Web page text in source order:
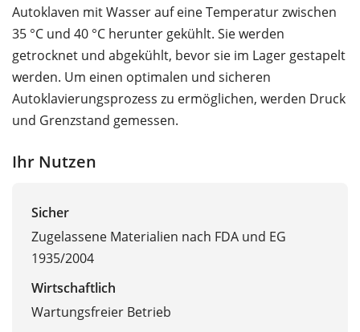
Autoklaven mit Wasser auf eine Temperatur zwischen
35 °C und 40 °C herunter gekühlt. Sie werden
getrocknet und abgekühlt, bevor sie im Lager gestapelt
werden. Um einen optimalen und sicheren
Autoklavierungsprozess zu ermöglichen, werden Druck
und Grenzstand gemessen.
Ihr Nutzen
Sicher
Zugelassene Materialien nach FDA und EG
1935/2004
Wirtschaftlich
Wartungsfreier Betrieb